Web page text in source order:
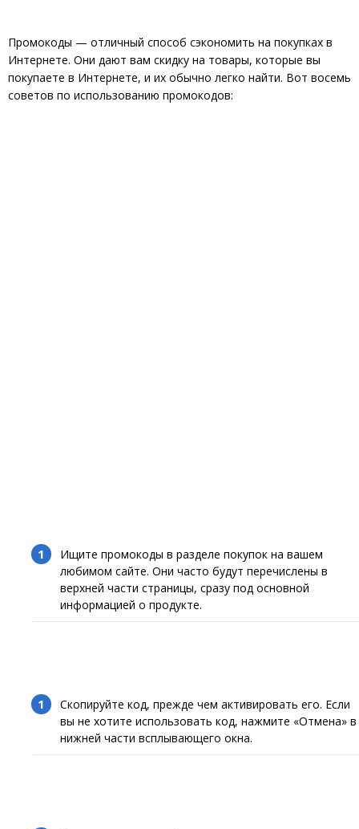
Промокоды — отличный способ сэкономить на покупках в
Интернете. Они дают вам скидку на товары, которые вы
покупаете в Интернете, и их обычно легко найти. Вот восемь
советов по использованию промокодов:
Ищите промокоды в разделе покупок на вашем
любимом сайте. Они часто будут перечислены в
верхней части страницы, сразу под основной
информацией о продукте.
Скопируйте код, прежде чем активировать его. Если
вы не хотите использовать код, нажмите «Отмена» в
нижней части всплывающего окна.